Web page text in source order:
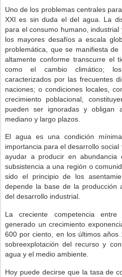
Uno de los problemas centrales
XXI es sin duda el del agua. La
para el consumo humano,
los mayores desafíos a escala
problemática, que se manifiesta
altamente conforme transcurre el
como el cambio climático; los
caracterizados por las frecuentes
naciones; o condiciones locales,
crecimiento poblacional,
pueden ser ignoradas y obligan
mediano y largo plazos.
El agua es una condición
importancia para el desarrollo
ayudar a producir en
subsistencia a una región o
sido el principio de los
depende la base de la producción
del desarrollo industrial.
La creciente competencia
generado un crecimiento
600 por ciento, en los últimos
sobreexplotación del recurso y
agua y el medio ambiente.
Hoy puede decirse que la tasa de